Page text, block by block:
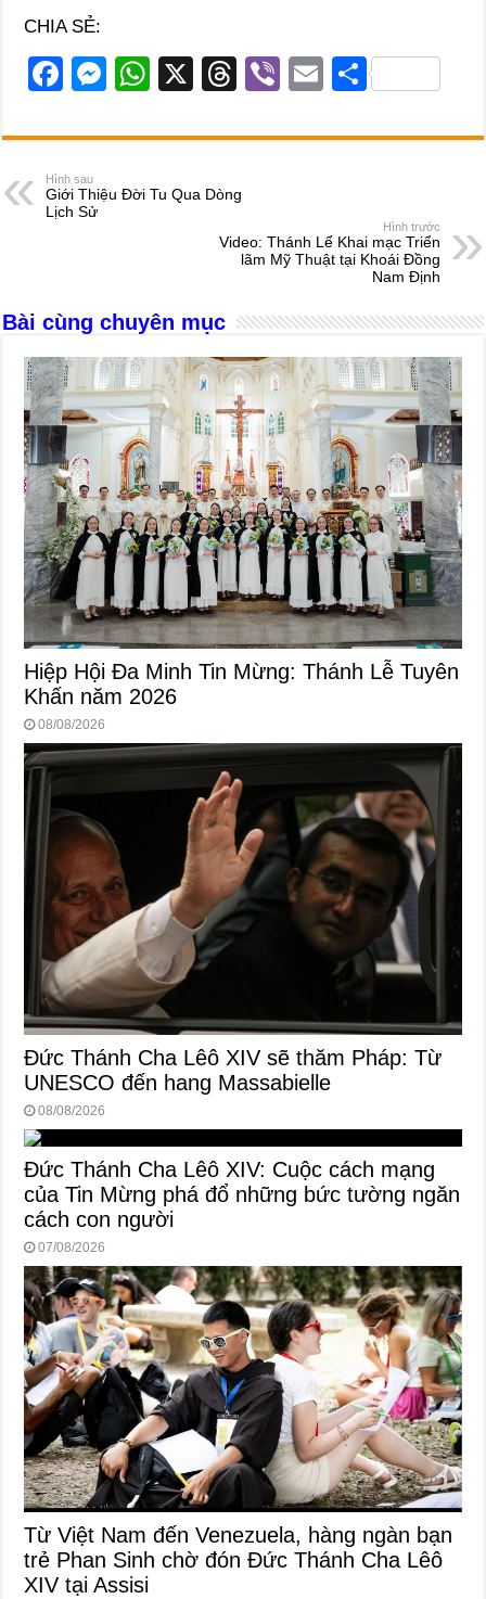
CHIA SẺ:
F
c
e
b
k
M
ss
e
n
W
at
s
A
X
T
e
d
s
Vi
er
E
ail
S
ar
Hình sau
Giới Thiệu Đời Tu Qua Dòng
Lịch Sử
Hình trước
Video: Thánh Lể Khai mạc Triển
lãm Mỹ Thuật tại Khoái Đồng
Nam Định
Bài cùng chuyên mục
Hiệp Hội Đa Minh Tin Mừng: Thánh Lễ Tuyên
Khấn năm 2026
08/08/2026
Đức Thánh Cha Lêô XIV sẽ thăm Pháp: Từ
UNESCO đến hang Massabielle
08/08/2026
Đức Thánh Cha Lêô XIV: Cuộc cách mạng
của Tin Mừng phá đổ những bức tường ngăn
cách con người
07/08/2026
Từ Việt Nam đến Venezuela, hàng ngàn bạn
trẻ Phan Sinh chờ đón Đức Thánh Cha Lêô
XIV tại Assisi